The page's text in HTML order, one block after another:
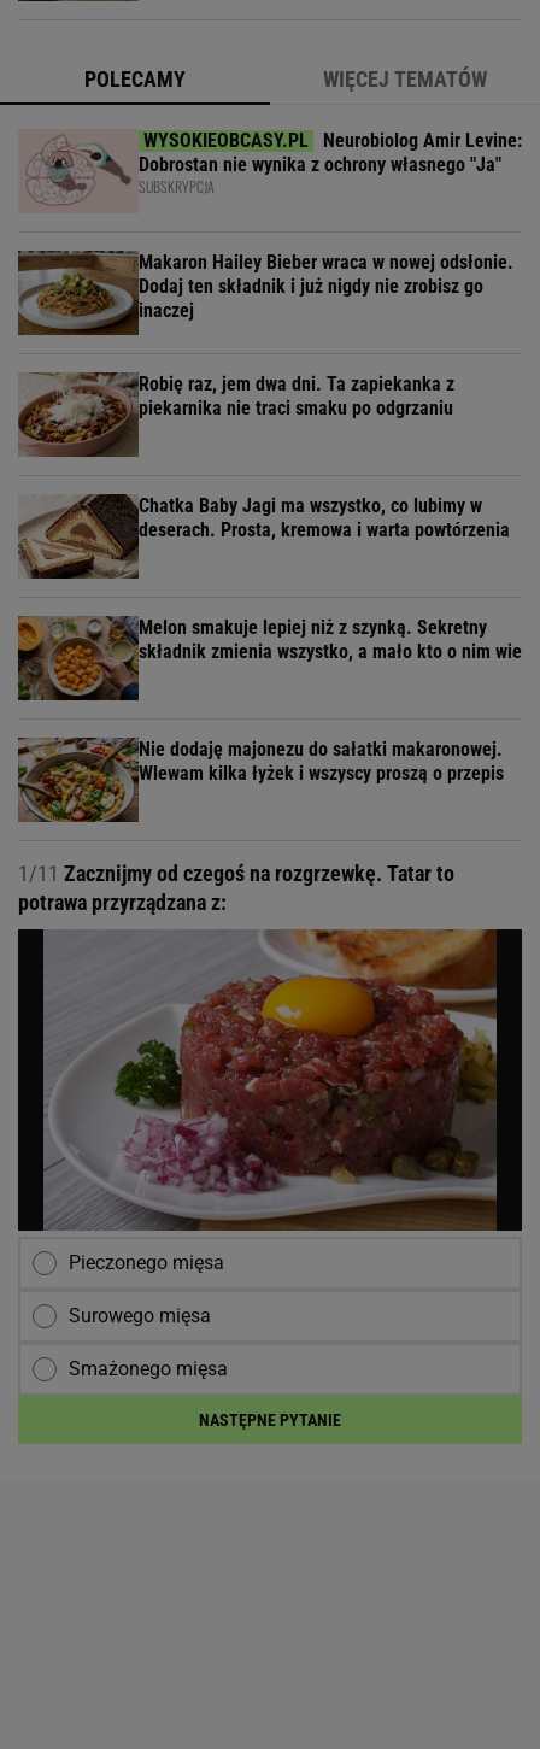
POLECAMY WIĘCEJ TEMATÓW
Neurobiolog Amir Levine:
Dobrostan nie wynika z ochrony własnego "Ja"
SUBSKRYPCJA
Makaron Hailey Bieber wraca w nowej odsłonie.
Dodaj ten składnik i już nigdy nie zrobisz go
inaczej
Robię raz, jem dwa dni. Ta zapiekanka z
piekarnika nie traci smaku po odgrzaniu
Chatka Baby Jagi ma wszystko, co lubimy w
deserach. Prosta, kremowa i warta powtórzenia
Melon smakuje lepiej niż z szynką. Sekretny
składnik zmienia wszystko, a mało kto o nim wie
Nie dodaję majonezu do sałatki makaronowej.
Wlewam kilka łyżek i wszyscy proszą o przepis
1/11 Zacznijmy od czegoś na rozgrzewkę. Tatar to
potrawa przyrządzana z:
Pieczonego mięsa
Surowego mięsa
Smażonego mięsa
NASTĘPNE PYTANIE